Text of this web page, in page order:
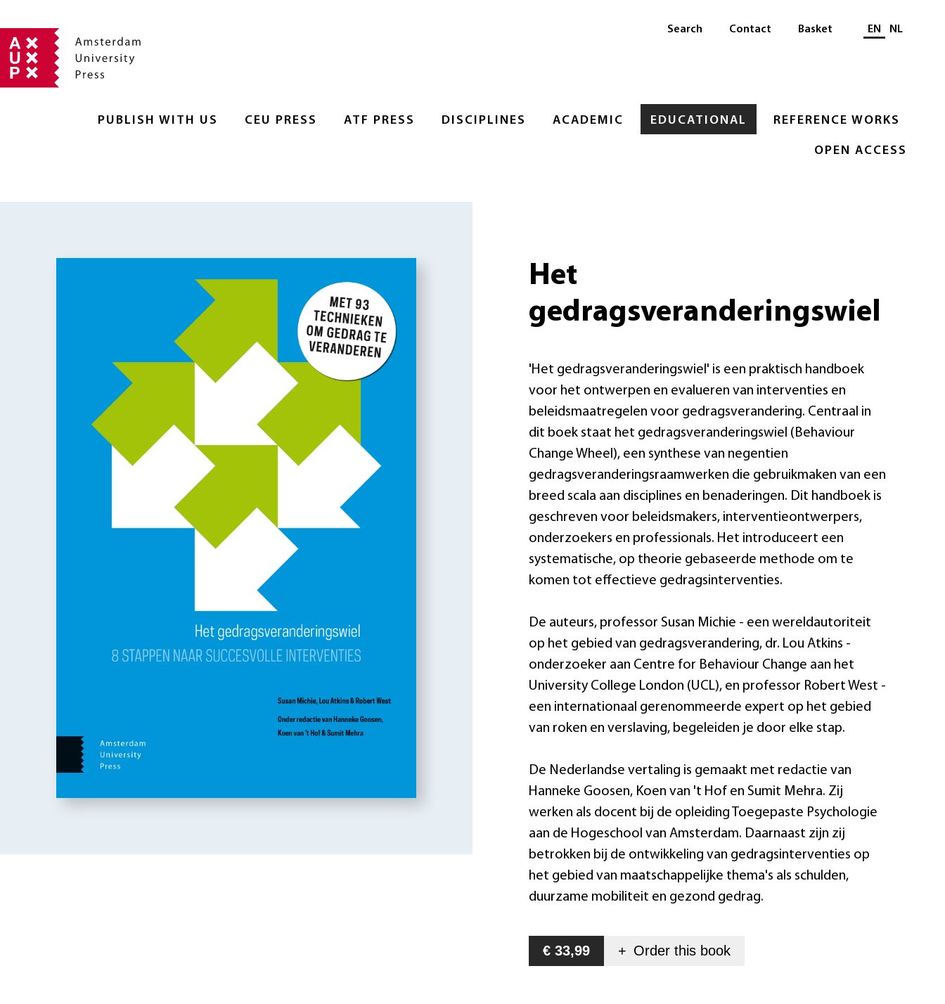
PUBLISH WITH US CEU PRESS ATF PRESS DISCIPLINES ACADEMIC EDUCATIONAL REFERENCE WORKS
OPEN ACCESS
Search Contact Basket Select language
EN NL
Het
gedragsveranderingswiel
'Het gedragsveranderingswiel' is een praktisch handboek
voor het ontwerpen en evalueren van interventies en
beleidsmaatregelen voor gedragsverandering. Centraal in
dit boek staat het gedragsveranderingswiel (Behaviour
Change Wheel), een synthese van negentien
gedragsveranderingsraamwerken die gebruikmaken van een
breed scala aan disciplines en benaderingen. Dit handboek is
geschreven voor beleidsmakers, interventieontwerpers,
onderzoekers en professionals. Het introduceert een
systematische, op theorie gebaseerde methode om te
komen tot effectieve gedragsinterventies.
De auteurs, professor Susan Michie - een wereldautoriteit
op het gebied van gedragsverandering, dr. Lou Atkins -
onderzoeker aan Centre for Behaviour Change aan het
University College London (UCL), en professor Robert West -
een internationaal gerenommeerde expert op het gebied
van roken en verslaving, begeleiden je door elke stap.
De Nederlandse vertaling is gemaakt met redactie van
Hanneke Goosen, Koen van 't Hof en Sumit Mehra. Zij
werken als docent bij de opleiding Toegepaste Psychologie
aan de Hogeschool van Amsterdam. Daarnaast zijn zij
betrokken bij de ontwikkeling van gedragsinterventies op
het gebied van maatschappelijke thema's als schulden,
duurzame mobiliteit en gezond gedrag.
€ 33,99 + Order this book